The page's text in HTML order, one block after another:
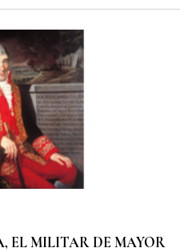
EL MILITAR DE MAYOR